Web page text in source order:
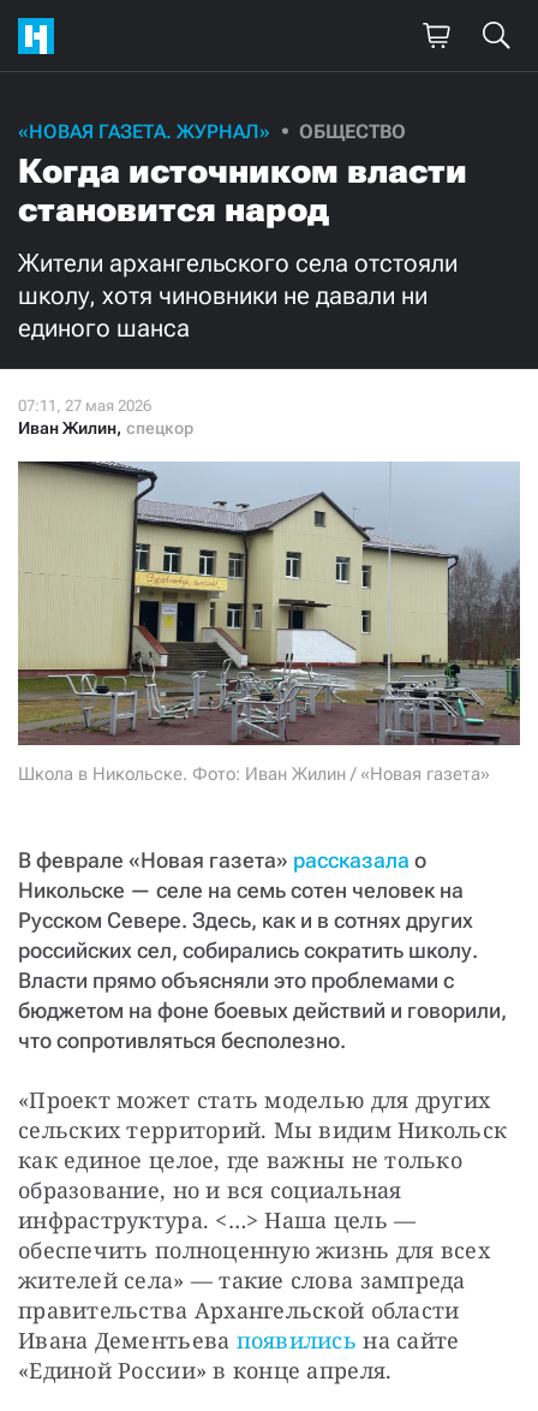
«НОВАЯ ГАЗЕТА. ЖУРНАЛ» ОБЩЕСТВО
Когда источником власти
становится народ
Жители архангельского села отстояли
школу, хотя чиновники не давали ни
единого шанса
Иван Жилин, спецкор
Школа в Никольске. Фото: Иван Жилин / «Новая газета»
В феврале «Новая газета» рассказала о
Никольске — селе на семь сотен человек на
Русском Севере. Здесь, как и в сотнях других
российских сел, собирались сократить школу.
Власти прямо объясняли это проблемами с
бюджетом на фоне боевых действий и говорили,
что сопротивляться бесполезно.
«Проект может стать моделью для других
сельских территорий. Мы видим Никольск
как единое целое, где важны не только
образование, но и вся социальная
инфраструктура. <…> Наша цель —
обеспечить полноценную жизнь для всех
жителей села» — такие слова зампреда
правительства Архангельской области
Ивана Дементьева появились на сайте
«Единой России» в конце апреля.
Поддержите
нашу работу!
Ежемесячно
3000 1000
Нажимая кнопку «Стать соучастником»,
условия и подтверждаю свое гражданство РФ
СТАТЬ СОУЧАСТНИКОМ
ПОДЕЛИТЬСЯ С ДРУЗЬЯМИ
Если у вас есть вопросы, пишите donate@novayagazeta.ruили
+7 (929) 612-03-68